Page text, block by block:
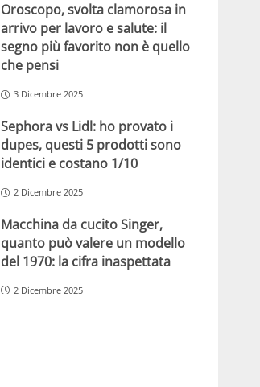
Oroscopo, svolta clamorosa in
arrivo per lavoro e salute: il
segno più favorito non è quello
che pensi
3 Dicembre 2025
Sephora vs Lidl: ho provato i
dupes, questi 5 prodotti sono
identici e costano 1/10
2 Dicembre 2025
Macchina da cucito Singer,
quanto può valere un modello
del 1970: la cifra inaspettata
2 Dicembre 2025